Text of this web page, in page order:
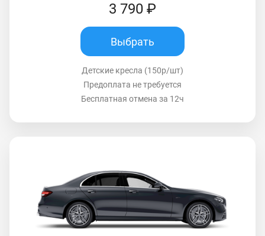
3 790 ₽
Выбрать
Детские кресла (150р/шт)
Предоплата не требуется
Бесплатная отмена за 12ч